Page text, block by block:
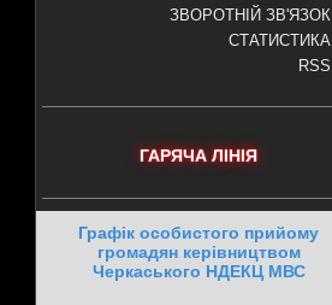
ЗВОРОТНІЙ ЗВ'ЯЗОК
СТАТИСТИКА
RSS
ГАРЯЧА ЛІНІЯ
Графік особистого прийому
громадян керівництвом
Черкаського НДЕКЦ МВС